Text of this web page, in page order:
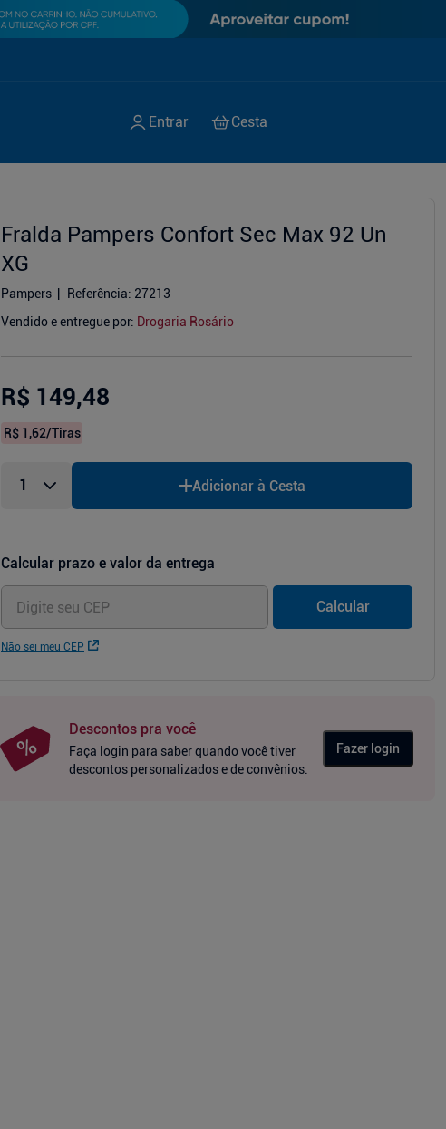
Fralda Pampers Confort Sec Max 92 Un
XG
Pampers Referência: 27213
Vendido e entregue por: Drogaria Rosário
R$ 149,48
R$ 1,62/Tiras
Adicionar à Cesta
Calcular prazo e valor da entrega
Não sei meu CEP
Calcular
Descontos pra você
Faça login para saber quando você tiver
descontos personalizados e de convênios.
Fazer login